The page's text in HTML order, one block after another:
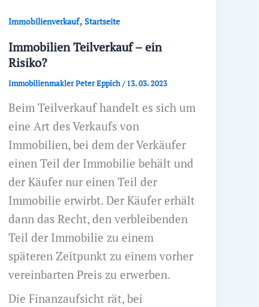
Immobilienverkauf, Startseite
Immobilien Teilverkauf – ein
Risiko?
Immobilienmakler Peter Eppich/13. 03. 2023
Beim Teilverkauf handelt es sich um
eine Art des Verkaufs von
Immobilien, bei dem der Verkäufer
einen Teil der Immobilie behält und
der Käufer nur einen Teil der
Immobilie erwirbt. Der Käufer erhält
dann das Recht, den verbleibenden
Teil der Immobilie zu einem
späteren Zeitpunkt zu einem vorher
vereinbarten Preis zu erwerben.
Die Finanzaufsicht rät, bei